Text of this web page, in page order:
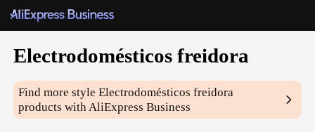
Electrodomésticos freidora
Find more styleElectrodomésticos freidora
products with AliExpress Business